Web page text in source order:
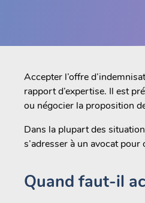
Accepter l’offre
rapport d’expertise. Il est
ou négocier la proposition
Dans la plupart des
s’adresser à un avocat
Quand faut-il